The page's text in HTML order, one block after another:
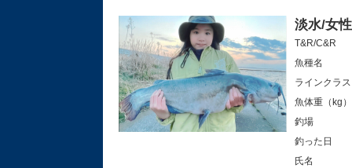
淡水/女
T&R/C&R
魚種名
ラインクラ
魚体重（kg）
釣場
釣った日
氏名